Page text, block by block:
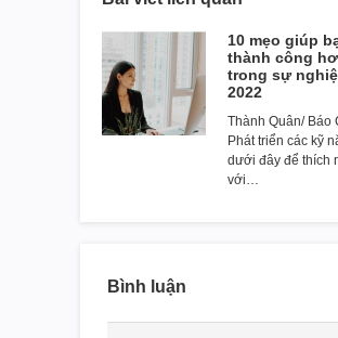
10 mẹo giúp
thành công
trong sự
2022
Thành Quân/ Báo
Phát triển các kỹ
dưới đây để thích
với…
Bình luận